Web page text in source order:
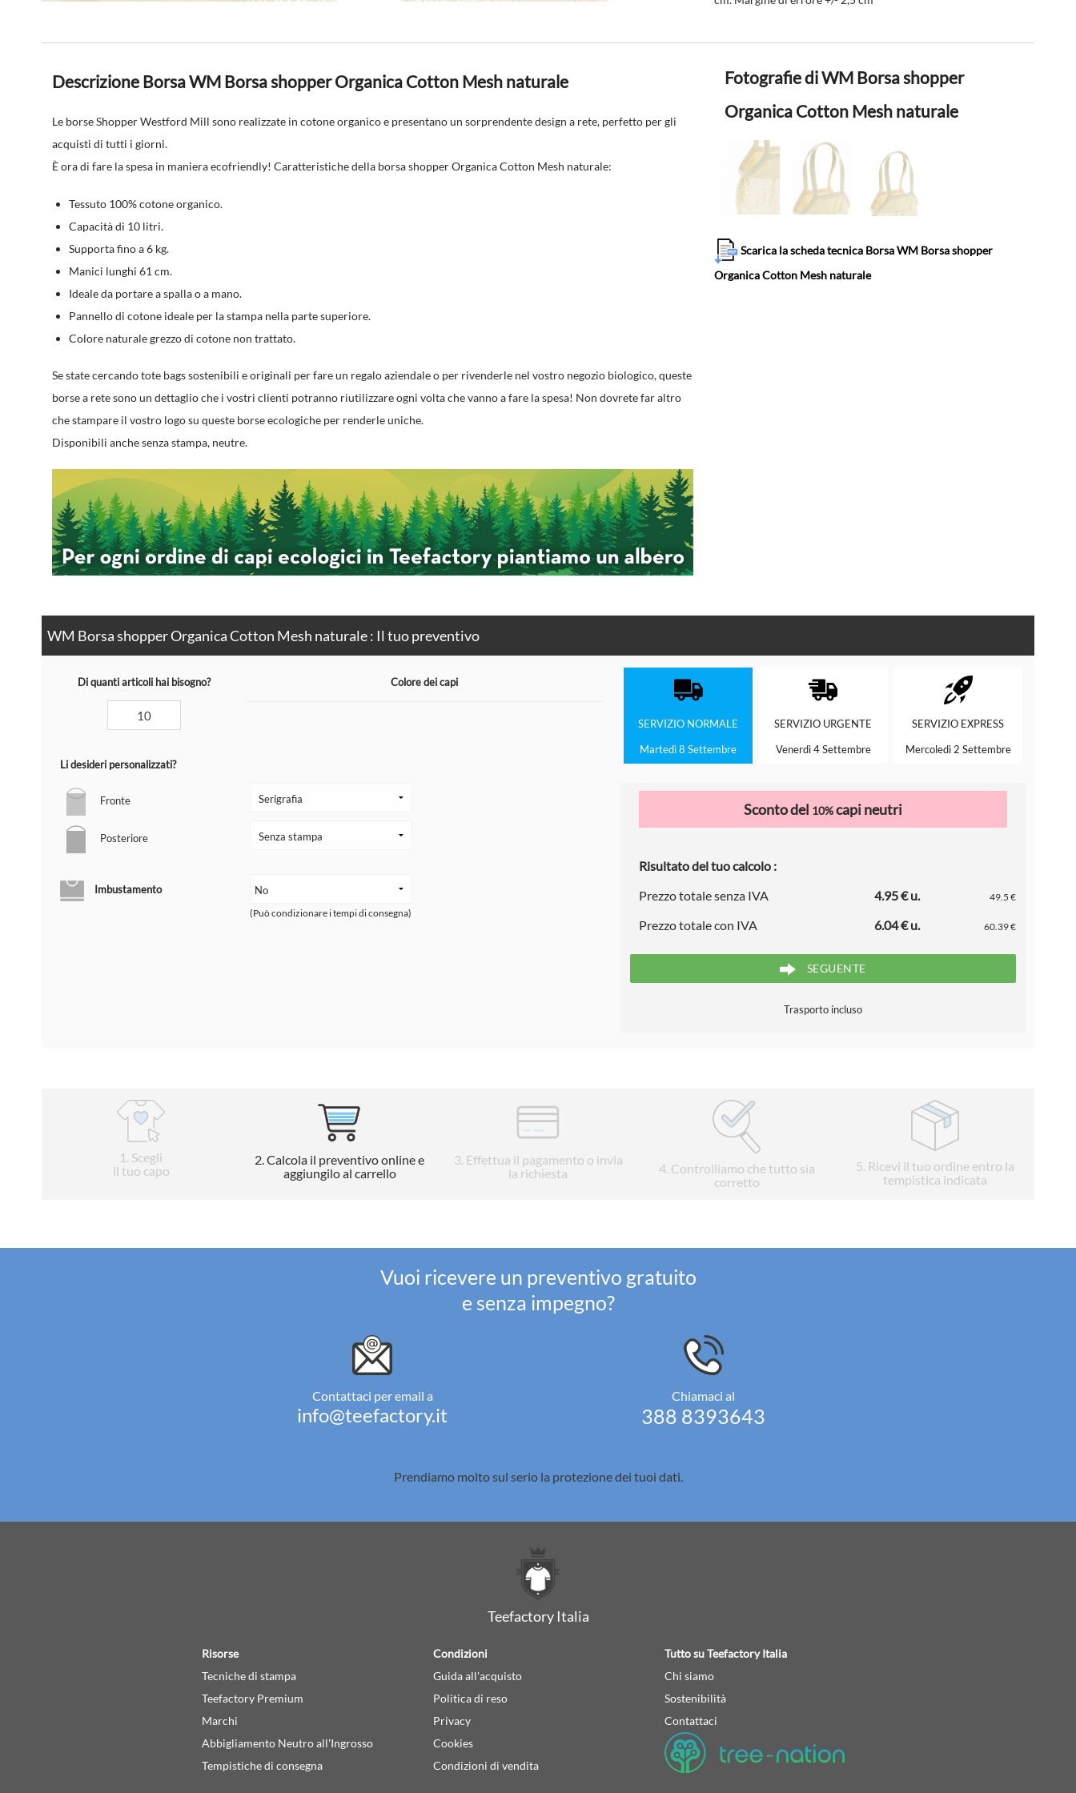
Descrizione Borsa WM Borsa shopper Organica Cotton Mesh naturale
Le borse Shopper Westford Mill sono realizzate incotone organicoe presentano un sorprendente design a rete, perfetto per gli
acquisti di tutti i giorni.
È ora di fare la spesa in maniera ecofriendly! Caratteristiche della borsa shopper Organica Cotton Mesh naturale:
Tessuto 100% cotone organico.
Capacità di 10 litri.
Supporta fino a 6 kg.
Manici lunghi 61 cm.
Ideale da portare a spalla o a mano.
Pannello di cotone ideale per la stampa nella parte superiore.
Colore naturale grezzo di cotone non trattato.
Se state cercandotote bags sostenibili e originali per fare un regalo aziendale o per rivenderle nel vostro negozio biologico, queste
borse a rete sono un dettaglio che i vostri clienti potranno riutilizzare ogni volta che vanno a fare la spesa! Non dovrete far altro
che stampare il vostro logo su queste borse ecologiche per renderle uniche.
Disponibili anche senza stampa, neutre.
Fotografie di WM Borsa shopper
Organica Cotton Mesh naturale
Scarica la scheda tecnica Borsa WM Borsa shopper
Organica Cotton Mesh naturale
WM Borsa shopper Organica Cotton Mesh naturale : Il tuo preventivo
Di quanti articoli hai bisogno? Colore dei capi
Li desideri personalizzati?
Fronte
Posteriore
Imbustamento
(Può condizionare i tempi di consegna)
SERVIZIO NORMALE
Martedì 8 Settembre
SERVIZIO URGENTE
Venerdì 4 Settembre
SERVIZIO EXPRESS
Mercoledì 2 Settembre
Sconto del 10%capi neutri
Risultato del tuo calcolo :
Prezzo totale senza IVA
4.95 € u. 49.5 €
Prezzo totale con IVA 6.04 € u. 60.39 €
SEGUENTE
Trasporto incluso
1 . Scegli
il tuo capo
2. Calcola il preventivo online e
aggiungilo al carrello
3. Effettua il pagamento o invia
la richiesta
4. Controlliamo che tutto sia
corretto
5 . Ricevi il tuo ordine entro la
tempistica indicata
Vuoi ricevere un preventivo gratuito
e senza impegno?
Contattaci per email a
info@teefactory.it
Chiamaci al
388 8393643
Prendiamo molto sul serio la protezione dei tuoi dati.
Teefactory Italia
Risorse
Tecniche di stampa
Teefactory Premium
Marchi
Abbigliamento Neutro all'Ingrosso
Tempistiche di consegna
Condizioni
Guida all'acquisto
Politica di reso
Privacy
Cookies
Condizioni di vendita
Tutto su Teefactory Italia
Chi siamo
Sostenibilità
Contattaci